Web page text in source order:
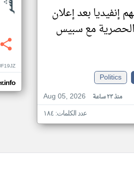
إنفيديا بعد إعلان
الحصرية مع سبيس
Politics
Aug 05, 2026
منذ ٢٣ ساعة
عدد الكلمات: ١٨٤